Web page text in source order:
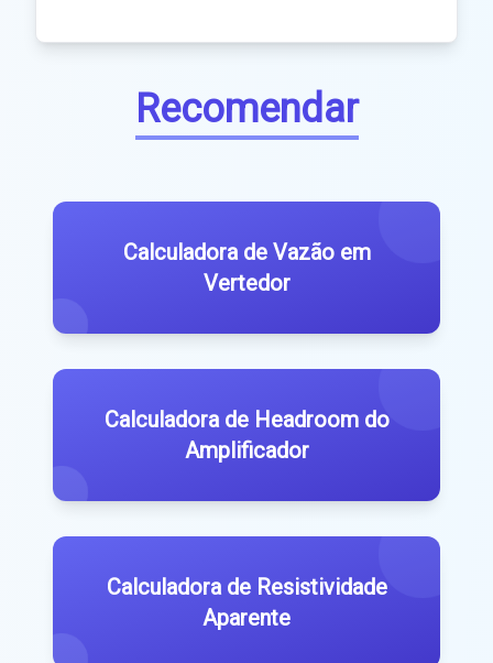
Recomendar
Calculadora de Vazão em
Vertedor
Calculadora de Headroom do
Amplificador
Calculadora de Resistividade
Aparente